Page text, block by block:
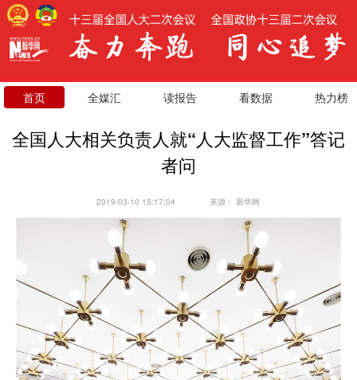
首页 全媒汇 读报告 看数据 热力榜
全国人大相关负责人就“人大监督工作”答记
者问
2019-03-10 15:17:04 来源：新华网